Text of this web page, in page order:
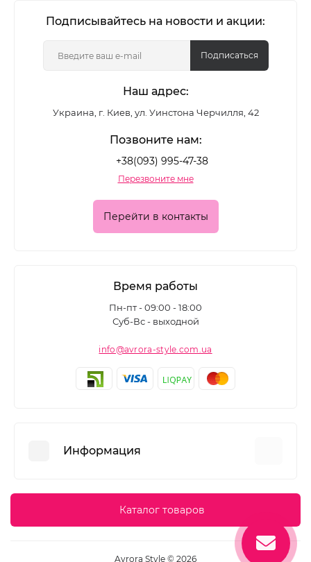
Подписывайтесь на новости и акции:
Подписаться
Наш адрес:
Украина, г. Киев, ул. Уинстона Черчилля, 42
Позвоните нам:
+38(093) 995-47-38
Перезвоните мне
Перейти в контакты
Время работы
Пн-пт - 09:00 - 18:00
Суб-Вс - выходной
info@avrora-style.com.ua
Информация
Пользовательское соглашение
Каталог товаров
Avrora Style © 2026